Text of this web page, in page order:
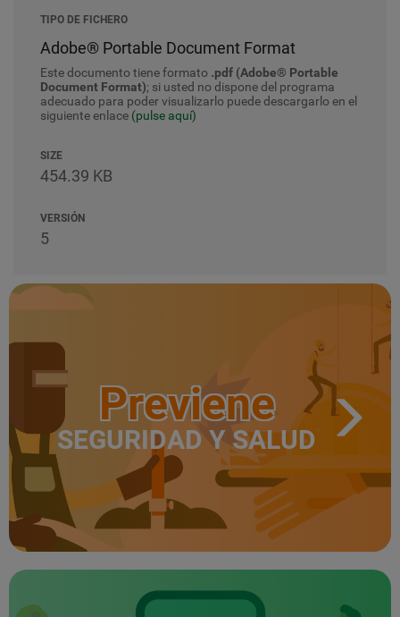
TIPO DE FICHERO
Adobe® Portable Document Format
Este documento tiene formato .pdf (Adobe® Portable
Document Format); si usted no dispone del programa
adecuado para poder visualizarlo puede descargarlo en el
siguiente enlace (pulse aquí)
SIZE
454.39 KB
VERSIÓN
5
Previene
SEGURIDAD Y SALUD